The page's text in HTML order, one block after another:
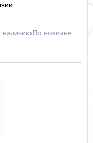
наличиюПо новизне